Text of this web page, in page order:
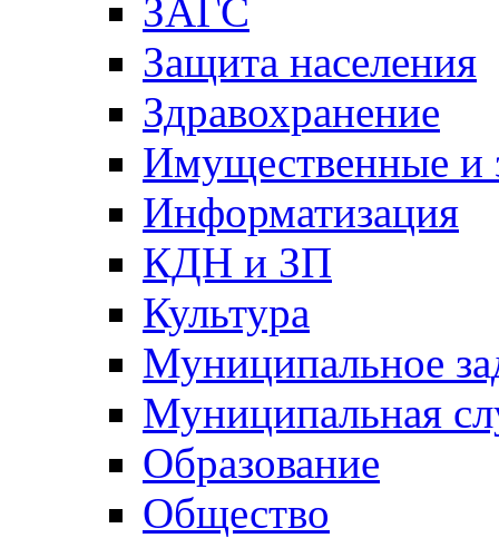
ЗАГС
Защита населения
Здравохранение
Имущественные и
Информатизация
КДН и ЗП
Культура
Муниципальное
Муниципальная
Образование
Общество